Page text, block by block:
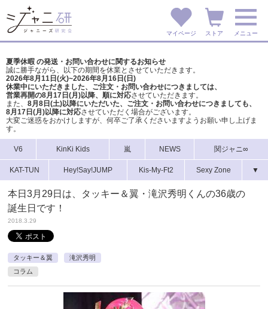
マイページ ストア メニュー
夏季休暇 の発送・お問い合わせに関するお知らせ
誠に勝手ながら、以下の期間を休業とさせていただきます。
2026年8月11日(火)~2026年8月16日(日)
休業中にいただきました、ご注文・お問い合わせにつきましては、
営業再開の8月17日(月)以降、順に対応させていただきます。
また、 8月8日(土)以降にいただいた、ご注文・ お問い合わせにつきましても、
8月17日(月)以降に対応させていただく場合がございます。
大変ご迷惑をおかけしますが、 何卒ご了承くださいますようお願い申し上げま
す。
V6 KinKi Kids 嵐 NEWS 関ジャニ∞
KAT-TUN Hey!Say!JUMP Kis-My-Ft2 Sexy Zone ▼
本日3月29日は、タッキー＆翼・滝沢秀明くんの36歳の
誕生日です！
2018.3.29
タッキー＆翼
滝沢秀明
コラム